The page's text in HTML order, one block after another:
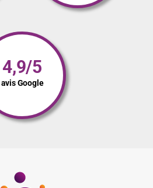
4,9/5
avis Google